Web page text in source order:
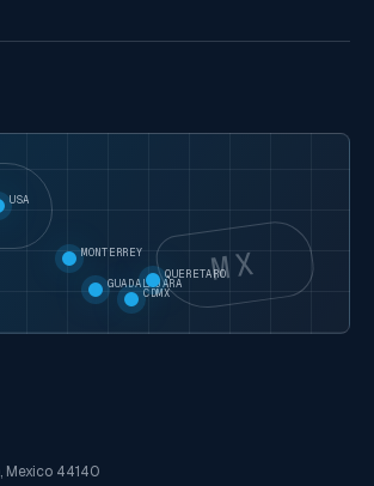
MX
USA
MONTERREY
GUADALAJARA
CDMX
QUERETARO
Mexico 44140